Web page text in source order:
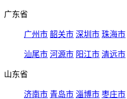
广东省
广州市 韶关市 深圳市 珠海市
汕尾市 河源市 阳江市 清远市
山东省
济南市 青岛市 淄博市 枣庄市